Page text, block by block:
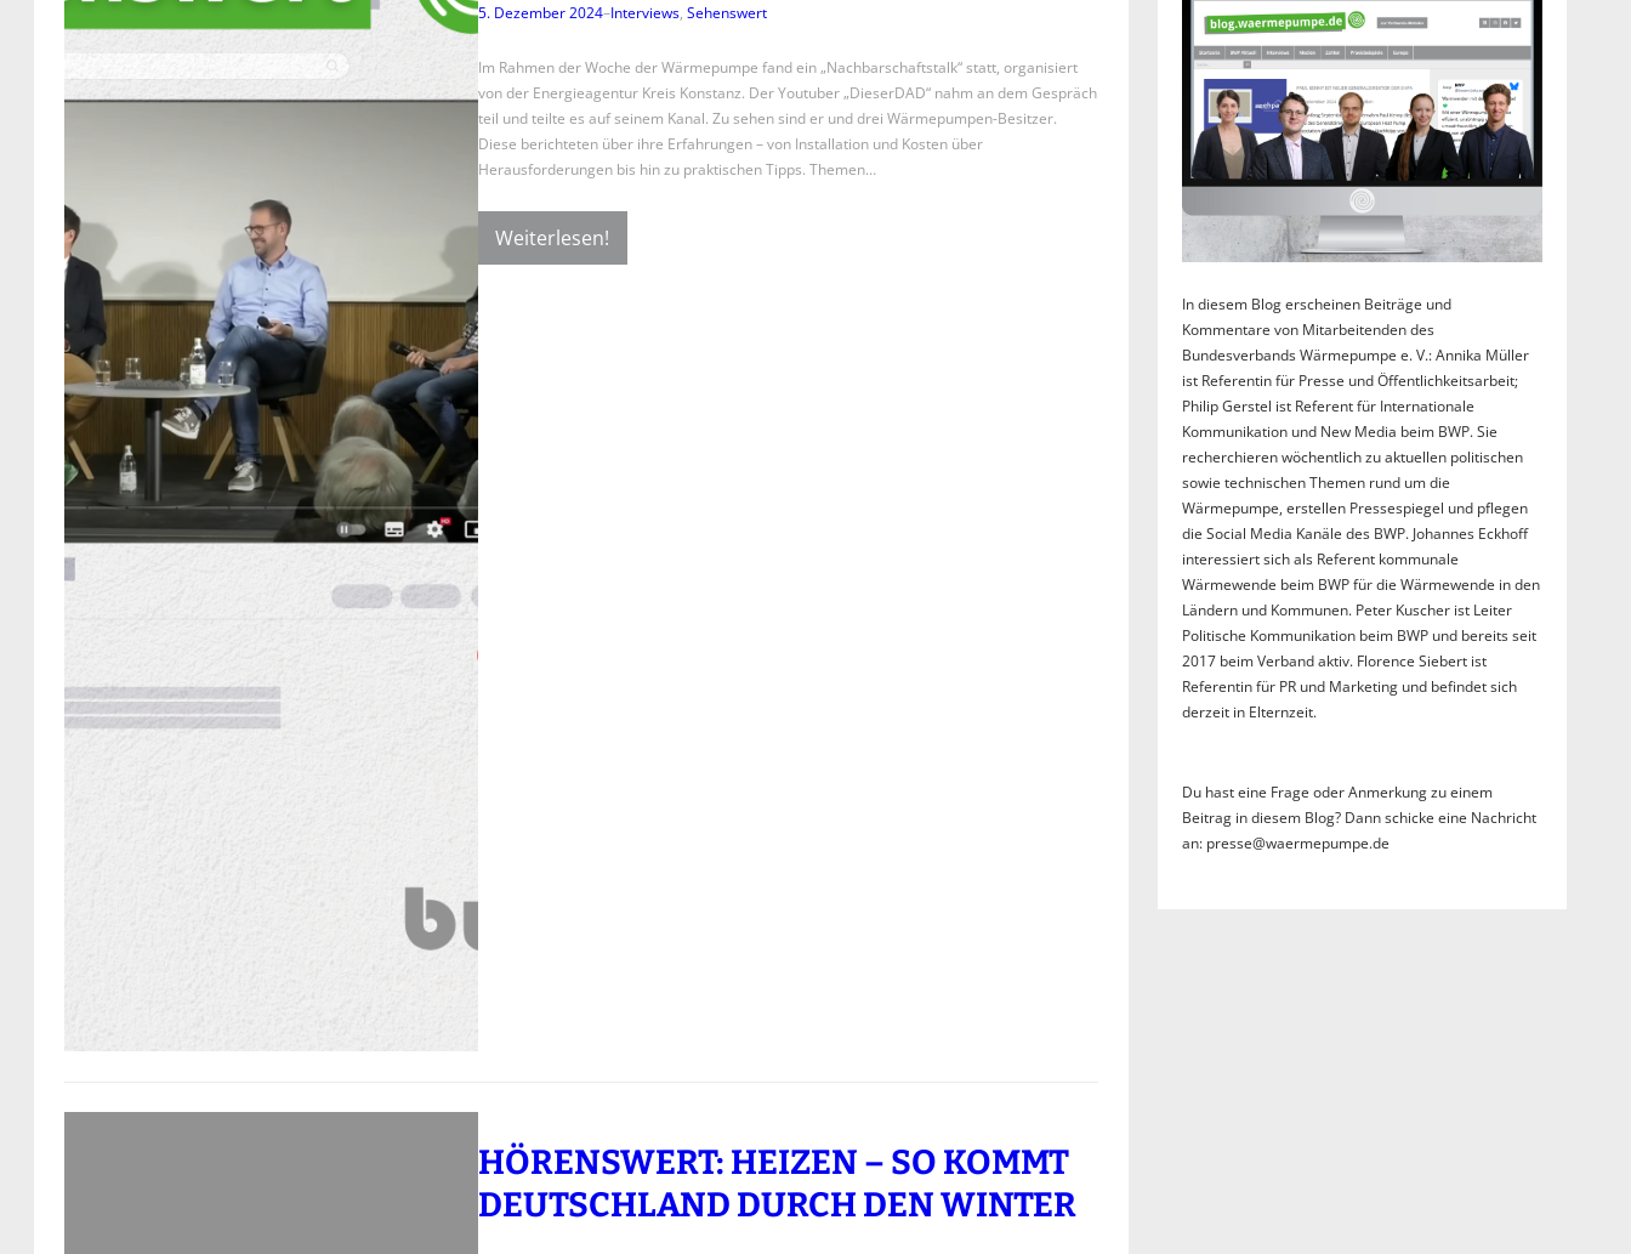
5. Dezember 2024–Interviews, Sehenswert
Im Rahmen der Woche der Wärmepumpe fand ein „Nachbarschaftstalk“ statt, organisiert
von der Energieagentur Kreis Konstanz. Der Youtuber „DieserDAD“ nahm an dem Gespräch
teil und teilte es auf seinem Kanal. Zu sehen sind er und drei Wärmepumpen-Besitzer.
Diese berichteten über ihre Erfahrungen – von Installation und Kosten über
Herausforderungen bis hin zu praktischen Tipps. Themen…
Weiterlesen!
HÖRENSWERT: HEIZEN – SO KOMMT
DEUTSCHLAND DURCH DEN WINTER
In diesem Blog erscheinen Beiträge und
Kommentare von Mitarbeitenden des
Bundesverbands Wärmepumpe e. V.: Annika Müller
ist Referentin für Presse und Öffentlichkeitsarbeit;
Philip Gerstel ist Referent für Internationale
Kommunikation und New Media beim BWP. Sie
recherchieren wöchentlich zu aktuellen politischen
sowie technischen Themen rund um die
Wärmepumpe, erstellen Pressespiegel und pflegen
die Social Media Kanäle des BWP. Johannes Eckhoff
interessiert sich als Referent kommunale
Wärmewende beim BWP für die Wärmewende in den
Ländern und Kommunen. Peter Kuscher ist Leiter
Politische Kommunikation beim BWP und bereits seit
2017 beim Verband aktiv. Florence Siebert ist
Referentin für PR und Marketing und befindet sich
derzeit in Elternzeit.
Du hast eine Frage oder Anmerkung zu einem
Beitrag in diesem Blog? Dann schicke eine Nachricht
an: presse@waermepumpe.de